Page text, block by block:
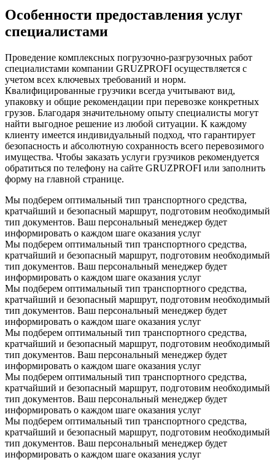
Особенности предоставления услуг
специалистами
Проведение комплексных погрузочно-разгрузочных работ
специалистами компании GRUZPROFI осуществляется с
учетом всех ключевых требований и норм.
Квалифицированные грузчики всегда учитывают вид,
упаковку и общие рекомендации при перевозке конкретных
грузов. Благодаря значительному опыту специалисты могут
найти выгодное решение из любой ситуации. К каждому
клиенту имеется индивидуальный подход, что гарантирует
безопасность и абсолютную сохранность всего перевозимого
имущества. Чтобы заказать услуги грузчиков рекомендуется
обратиться по телефону на сайте GRUZPROFI или заполнить
форму на главной странице.
Мы подберем оптимальный тип транспортного средства,
кратчайший и безопасный маршрут, подготовим необходимый
тип документов. Ваш персональный менеджер будет
информировать о каждом шаге оказания услуг
Мы подберем оптимальный тип транспортного средства,
кратчайший и безопасный маршрут, подготовим необходимый
тип документов. Ваш персональный менеджер будет
информировать о каждом шаге оказания услуг
Мы подберем оптимальный тип транспортного средства,
кратчайший и безопасный маршрут, подготовим необходимый
тип документов. Ваш персональный менеджер будет
информировать о каждом шаге оказания услуг
Мы подберем оптимальный тип транспортного средства,
кратчайший и безопасный маршрут, подготовим необходимый
тип документов. Ваш персональный менеджер будет
информировать о каждом шаге оказания услуг
Мы подберем оптимальный тип транспортного средства,
кратчайший и безопасный маршрут, подготовим необходимый
тип документов. Ваш персональный менеджер будет
информировать о каждом шаге оказания услуг
Мы подберем оптимальный тип транспортного средства,
кратчайший и безопасный маршрут, подготовим необходимый
тип документов. Ваш персональный менеджер будет
информировать о каждом шаге оказания услуг